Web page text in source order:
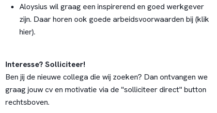
Aloysius wil graag een inspirerend en goed werkgever
zijn. Daar horen ook goede arbeidsvoorwaarden bij (klik
hier).
Interesse? Solliciteer!
Ben jij de nieuwe collega die wij zoeken? Dan ontvangen we
graag jouw cv en motivatie via de "solliciteer direct" button
rechtsboven.